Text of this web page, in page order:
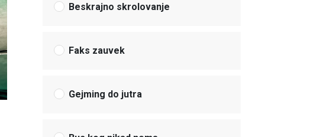
Beskrajno skrolovanje
Faks zauvek
Gejming do jutra